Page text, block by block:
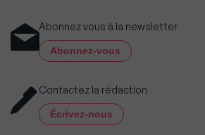
Abonnez vous à la newsletter
Abonnez-vous
Contactez la rédaction
Écrivez-nous